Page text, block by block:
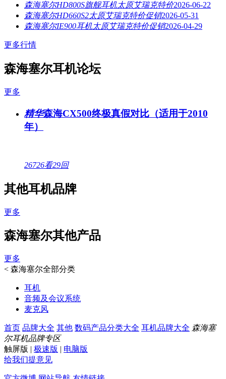
森海塞尔HD800S旗舰耳机太原艾瑞克特价2026-06-22
森海塞尔HD660S2太原艾瑞克特价促销2026-05-31
森海塞尔IE900耳机太原艾瑞克特价促销2026-04-29
更多行情
森海塞尔耳机论坛
更多
精华森海CX500终极真假对比（适用于2010
年）
26726看29回
其他耳机品牌
更多
森海塞尔其他产品
更多
< 森海塞尔全部分类
耳机
音频及会议系统
麦克风
首页 品牌大全 其他 数码产品分类大全 耳机品牌大全 森海塞
尔耳机品牌专区
触屏版 | 极速版 | 电脑版
给我们提意见